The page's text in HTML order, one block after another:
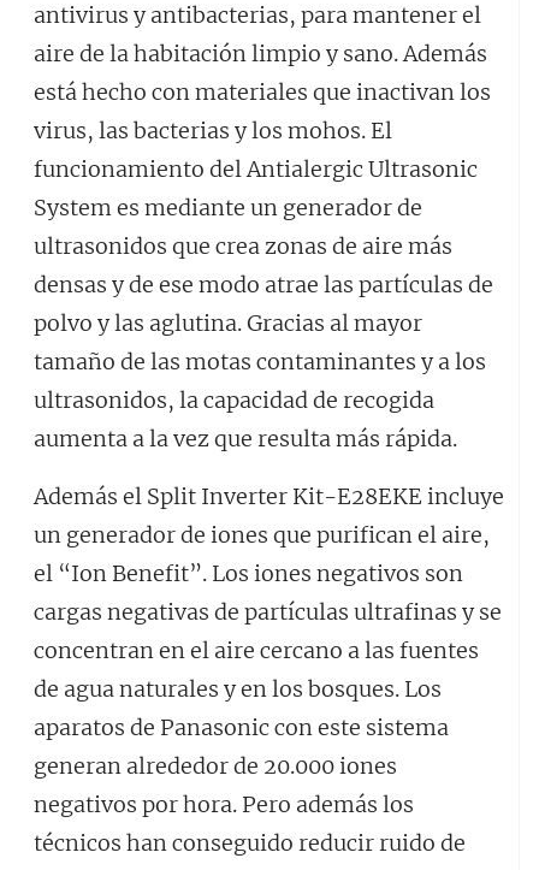
antivirus y antibacterias, para mantener el
aire de la habitación limpio y sano. Además
está hecho con materiales que inactivan los
virus, las bacterias y los mohos. El
funcionamiento del Antialergic Ultrasonic
System es mediante un generador de
ultrasonidos que crea zonas de aire más
densas y de ese modo atrae las partículas de
polvo y las aglutina. Gracias al mayor
tamaño de las motas contaminantes y a los
ultrasonidos, la capacidad de recogida
aumenta a la vez que resulta más rápida.
Además el Split Inverter Kit-E28EKE incluye
un generador de iones que purifican el aire,
el “Ion Benefit”. Los iones negativos son
cargas negativas de partículas ultrafinas y se
concentran en el aire cercano a las fuentes
de agua naturales y en los bosques. Los
aparatos de Panasonic con este sistema
generan alrededor de 20.000 iones
negativos por hora. Pero además los
técnicos han conseguido reducir ruido de